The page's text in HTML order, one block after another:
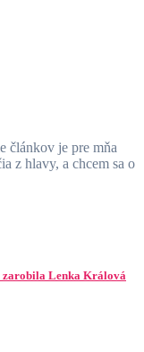
článkov je pre mňa
z hlavy, a chcem sa o
zarobila Lenka Králová